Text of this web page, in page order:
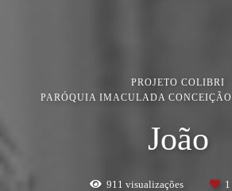
PROJETO COLIBRI
PARÓQUIA IMACULADA CONCEIÇÃO
João
911 visualizações 1